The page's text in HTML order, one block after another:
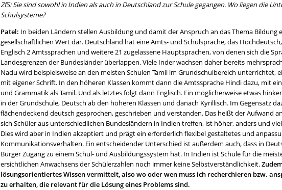
ZfS: Sie sind sowohl in Indien als auch in Deutschland zur Schule gegangen. Wo liegen die
Schulsysteme?
Patel: In beiden Ländern stellen Ausbildung und damit der Anspruch an das Thema Bildung
gesellschaftlichen Wert dar. Deutschland hat eine Amts- und Schulsprache, das
Englisch 2 Amtssprachen und weitere 21 zugelassene Hauptsprachen, von denen sich die
Landesgrenzen der Bundesländer überlappen. Viele Inder wachsen daher bereits
Nadu wird beispielsweise an den meisten Schulen Tamil im Grundschulbereich unterrichtet,
mit eigener Schrift. In den höheren Klassen kommt dann die Amtssprache Hindi dazu, mit
und Grammatik als Tamil. Und als letztes folgt dann Englisch. Ein möglicherweise etwas
in der Grundschule, Deutsch ab den höheren Klassen und danach Kyrillisch. Im Gegensatz
flächendeckend deutsch gesprochen, geschrieben und verstanden. Das heißt der Aufwand
sich Schüler aus unterschiedlichen Bundesländern in Indien treffen, ist höher, anders und
Dies wird aber in Indien akzeptiert und prägt ein erforderlich flexibel gestaltetes und
Kommunikationsverhalten. Ein entscheidender Unterschied ist außerdem auch, dass in
Bürger Zugang zu einem Schul- und Ausbildungssystem hat. In Indien ist Schule für die
ersichtlichen Anwachsens der Schülerzahlen noch immer keine Selbstverständlichkeit.
lösungsorientiertes Wissen vermittelt, also wo oder wen muss ich recherchieren bzw.
zu erhalten, die relevant für die Lösung eines Problems sind.